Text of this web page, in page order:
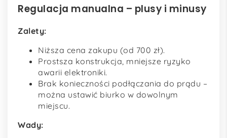
Regulacja manualna – plusy i minusy
Zalety:
Niższa cena zakupu (od 700 zł).
Prostsza konstrukcja, mniejsze ryzyko
awarii elektroniki.
Brak konieczności podłączania do prądu –
można ustawić biurko w dowolnym
miejscu.
Wady: